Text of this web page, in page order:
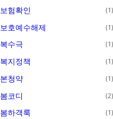
보험확인 1
보호예수해제 1
복수극 1
복지정책 1
본청약 1
봄코디 2
봄하객룩 1